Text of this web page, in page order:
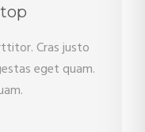
Cras justo
eget quam.